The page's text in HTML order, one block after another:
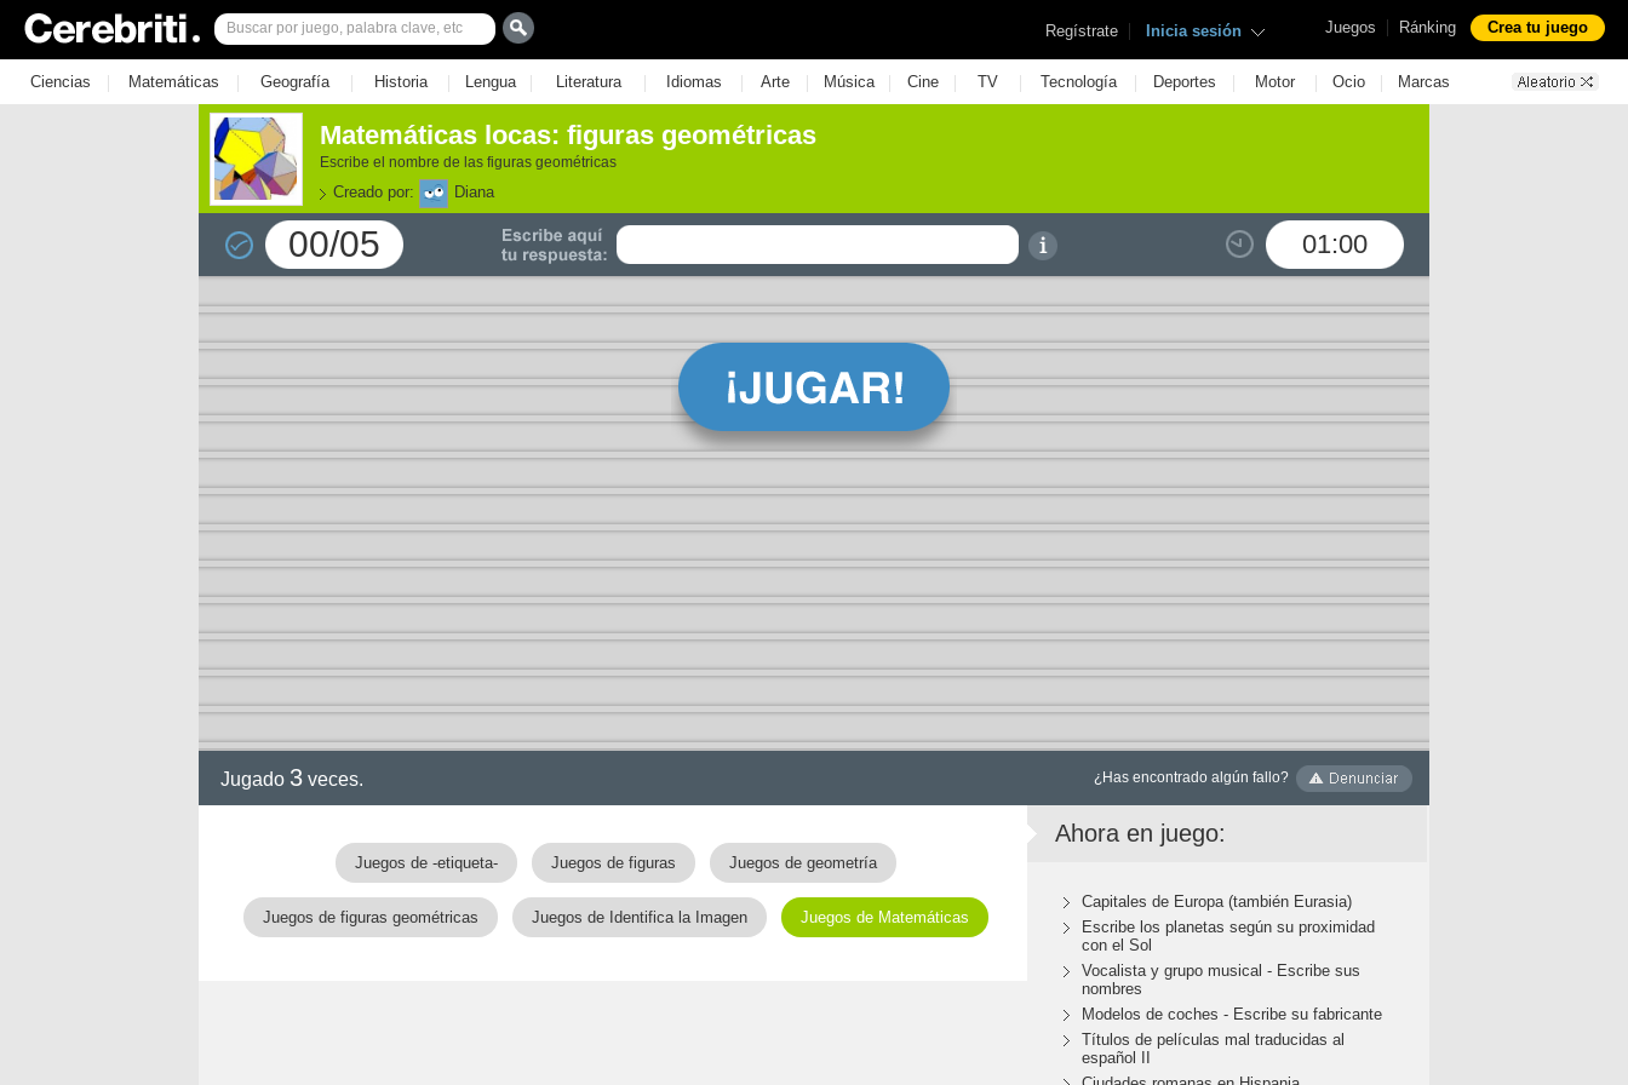
Juegos | Ránking Crea tu juego
Regístrate | Inicia sesión
Ciencias | Matemáticas | Geografía | Historia | Lengua | Literatura | Idiomas | Arte | Música | Cine | TV | Tecnología | Deportes | Motor | Ocio | Marcas
Matemáticas locas: figuras geométricas
Escribe el nombre de las figuras geométricas
Creado por: Diana
00/05 01:00
Jugado 3 veces. ¿Has encontrado algún fallo?
Juegos de -etiqueta- Juegos de figuras Juegos de geometría
Juegos de figuras geométricas Juegos de Identifica la Imagen Juegos de Matemáticas
Ahora en juego:
Capitales de Europa (también Eurasia)
Escribe los planetas según su proximidad
con el Sol
Vocalista y grupo musical - Escribe sus
nombres
Modelos de coches - Escribe su fabricante
Títulos de películas mal traducidas al
español II